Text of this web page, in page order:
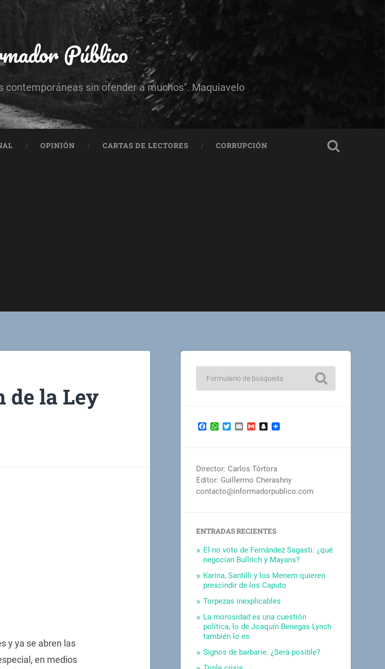
Público
contemporáneas sin ofender a muchos". Maquiavelo
OPINIÓN CARTAS DE LECTORES CORRUPCIÓN
de la Ley
y ya se abren las
en medios
Facebook
WhatsApp
TwitterEmailGmailSnapchat
Director: Carlos Tórtora
Editor: Guillermo Cherashny
contacto@informadorpublico.com
ENTRADAS RECIENTES
El no voto de Fernández Sagasti: ¿qué
negocian Bullrich y Mayans?
Karina, Santilli y los Menem quieren
prescindir de los Caputo
Torpezas inexplicables
La morosidad es una cuestión
política, lo de Joaquín Benegas Lynch
también lo es
Signos de barbarie. ¿Será posible?